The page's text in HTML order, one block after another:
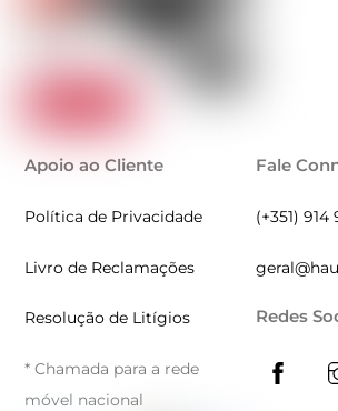
Apoio ao Cliente
Política de Privacidade
Livro de Reclamações
Resolução de Litígios
* Chamada para a rede
móvel nacional
Fale
(+351) 914
Redes